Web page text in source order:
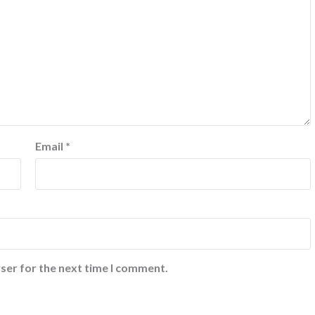
Email *
for the next time I comment.